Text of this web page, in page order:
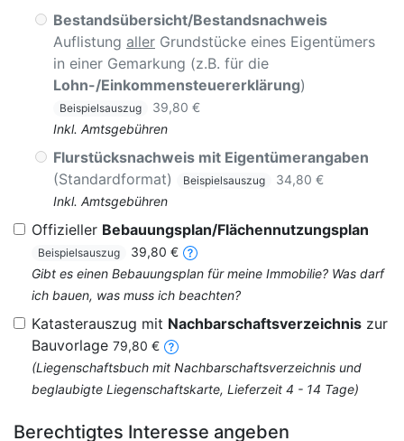
Bestandsübersicht/Bestandsnachweis
Auflistung aller Grundstücke eines Eigentümers
in einer Gemarkung (z.B. für die
Lohn-/Einkommensteuererklärung)
Beispielsauszug
39,80 €
Inkl. Amtsgebühren
Flurstücksnachweis mit Eigentümerangaben
(Standardformat)
Beispielsauszug
34,80 €
Inkl. Amtsgebühren
Offizieller Bebauungsplan/Flächennutzungsplan
Beispielsauszug
39,80 €
Gibt es einen Bebauungsplan für meine Immobilie? Was darf
ich bauen, was muss ich beachten?
Katasterauszug mit Nachbarschaftsverzeichnis zur
Bauvorlage 79,80 €
(Liegenschaftsbuch mit Nachbarschaftsverzeichnis und
beglaubigte Liegenschaftskarte, Lieferzeit 4 - 14 Tage)
Berechtigtes Interesse angeben